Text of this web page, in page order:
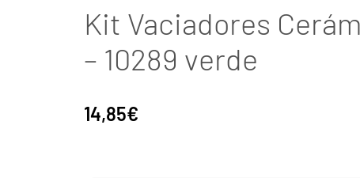
Kit Vaciadores
– 10289 verde
14,85€